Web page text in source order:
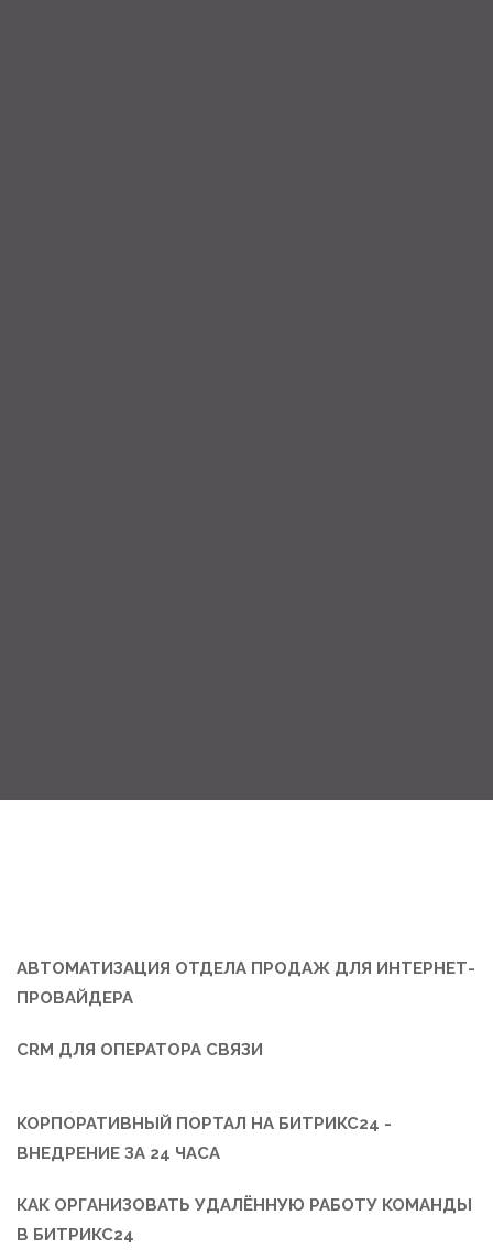
АВТОМАТИЗАЦИЯ ОТДЕЛА ПРОДАЖ ДЛЯ ИНТЕРНЕТ-
ПРОВАЙДЕРА
CRM ДЛЯ ОПЕРАТОРА СВЯЗИ
КОРПОРАТИВНЫЙ ПОРТАЛ НА БИТРИКС24 -
ВНЕДРЕНИЕ ЗА 24 ЧАСА
КАК ОРГАНИЗОВАТЬ УДАЛЁННУЮ РАБОТУ КОМАНДЫ
В БИТРИКС24